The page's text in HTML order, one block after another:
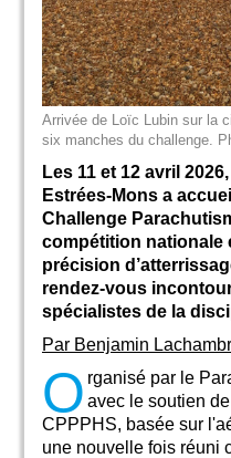
Arrivée de Loïc Lubin sur la
six manches du challenge.
Les 11 et 12 avril
Estrées-Mons a
Challenge
compétition nationale
précision
rendez-vous
spécialistes de la
Par Benjamin
O rganisé par le
avec le soutien
CPPPHS, basée sur
une nouvelle fois réuni